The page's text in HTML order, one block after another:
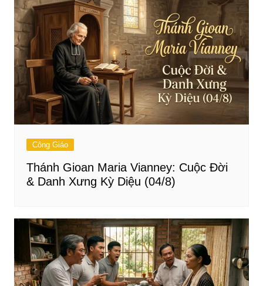
Công Giáo
Thánh Gioan Maria Vianney: Cuộc Đời
& Danh Xưng Kỳ Diệu (04/8)